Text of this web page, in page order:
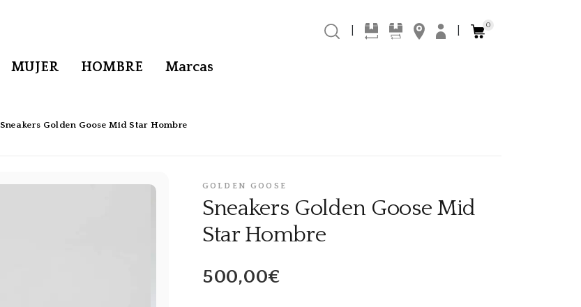
0
MUJER HOMBRE Marcas
Sneakers Golden Goose Mid Star Hombre
GOLDEN GOOSE
Sneakers Golden Goose Mid
Star Hombre
500,00€